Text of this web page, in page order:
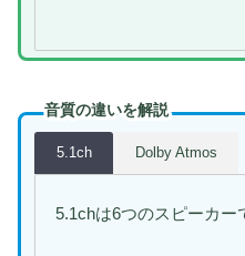
音質の違いを解説
5.1ch Dolby Atmos
5.1chは6つのスピーカー